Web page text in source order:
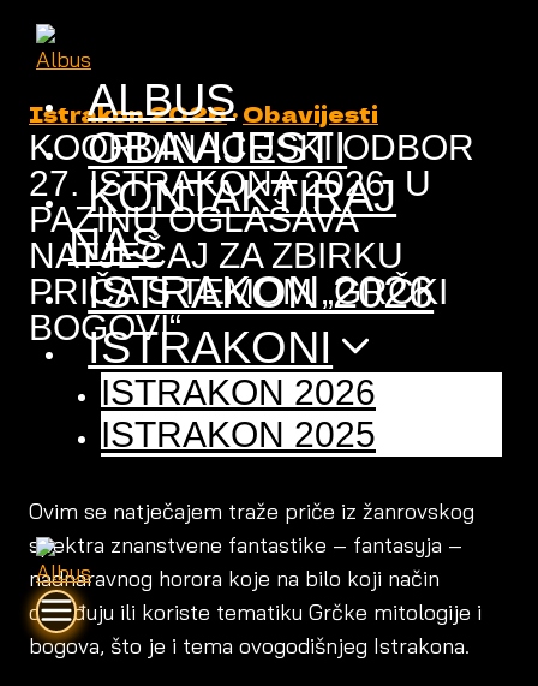
ALBUS
OBAVIJESTI
KONTAKTIRAJ
NAS
ISTRAKON 2026
ISTRAKONI
ISTRAKON 2026
ISTRAKON 2025
Istrakon 2026·Obavijesti
KOORDINACIJSKI ODBOR
27. ISTRAKONA 2026. U
PAZINU OGLAŠAVA
NATJEČAJ ZA ZBIRKU
PRIČA S TEMOM „GRČKI
BOGOVI“
Ovim se natječajem traže priče iz žanrovskog
spektra znanstvene fantastike – fantasyja –
nadnaravnog horora koje na bilo koji način
obrađuju ili koriste tematiku Grčke mitologije i
bogova, što je i tema ovogodišnjeg Istrakona.